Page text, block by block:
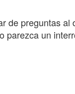
de preguntas al
parezca un